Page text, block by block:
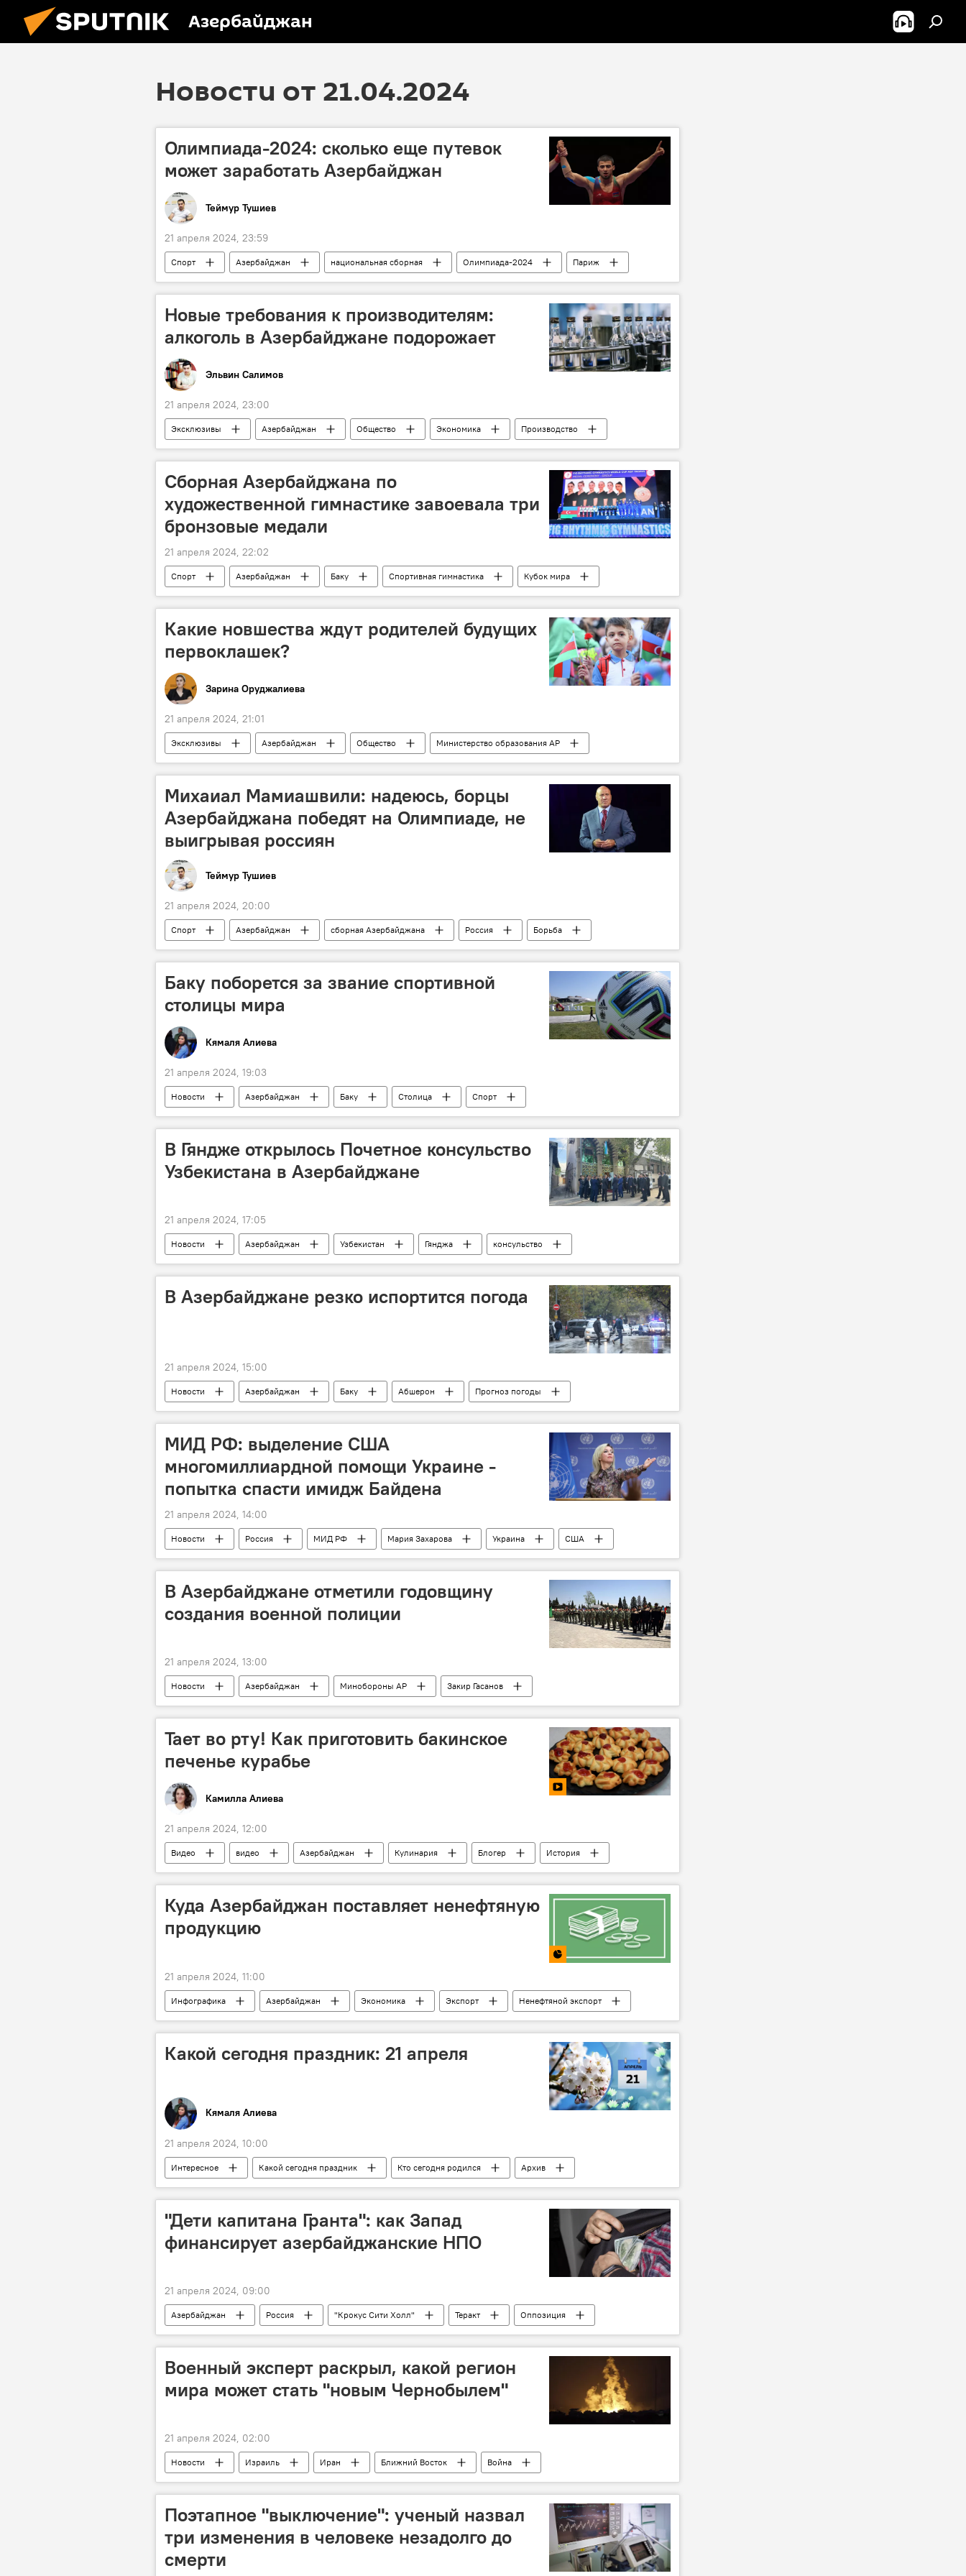
Азербайджан
Новости от 21.04.2024
Олимпиада-2024: сколько еще путевок
может заработать Азербайджан
Теймур Тушиев
21 апреля 2024, 23:59
Спорт Азербайджан национальная сборная Олимпиада-2024
Париж
путевка
Лицензия Атлеты
Новые требования к производителям:
алкоголь в Азербайджане подорожает
Эльвин Салимов
21 апреля 2024, 23:00
Эксклюзивы Азербайджан Общество Экономика
Производство
Алкоголь
Требования закона Подорожание
Сборная Азербайджана по
художественной гимнастике завоевала три
бронзовые медали
21 апреля 2024, 22:02
Спорт Азербайджан Баку Спортивная гимнастика
Кубок мира
Бронзовая медаль
Выступление
Какие новшества ждут родителей будущих
первоклашек?
Зарина Оруджалиева
21 апреля 2024, 21:01
Эксклюзивы Азербайджан Общество
Министерство образования АР
Образование
Школа Первоклассники
Михаиал Мамиашвили: надеюсь, борцы
Азербайджана победят на Олимпиаде, не
выигрывая россиян
Теймур Тушиев
21 апреля 2024, 20:00
Спорт Азербайджан сборная Азербайджана Россия
Борьба
Вольная борьба
Тренер Интервью Олимпиада-2024
Баку поборется за звание спортивной
столицы мира
Кямаля Алиева
21 апреля 2024, 19:03
Новости Азербайджан Баку Столица
Спорт
Министерство молодежи и спорта АР
В Гяндже открылось Почетное консульство
Узбекистана в Азербайджане
21 апреля 2024, 17:05
Новости Азербайджан Узбекистан Гянджа
консульство
Открытие
Сотрудничество
В Азербайджане резко испортится погода
21 апреля 2024, 15:00
Новости Азербайджан Баку Абшерон
Прогноз погоды
Туман
Дождь Снег снижение температуры
МИД РФ: выделение США
многомиллиардной помощи Украине -
попытка спасти имидж Байдена
21 апреля 2024, 14:00
Новости Россия МИД РФ Мария Захарова Украина
США
Джо Байден
Финансовая помощь Выборы
В Азербайджане отметили годовщину
создания военной полиции
21 апреля 2024, 13:00
Новости Азербайджан Минобороны АР
Закир Гасанов
военная полиция
Годовщина Гянджа
Тает во рту! Как приготовить бакинское
печенье курабье
Камилла Алиева
21 апреля 2024, 12:00
Видео видео Азербайджан Кулинария Блогер
История
рецепт
Куда Азербайджан поставляет ненефтяную
продукцию
21 апреля 2024, 11:00
Инфографика Азербайджан Экономика Экспорт
Ненефтяной экспорт
Россия
Какой сегодня праздник: 21 апреля
Кямаля Алиева
21 апреля 2024, 10:00
Интересное Какой сегодня праздник Кто сегодня родился
Архив
Великобритания
Королева Елизавета II СССР ЮНЕСКО
Вступление
"Дети капитана Гранта": как Запад
финансирует азербайджанские НПО
21 апреля 2024, 09:00
Азербайджан Россия "Крокус Сити Холл" Теракт
Оппозиция
США
USAID директор USAID Саманта Пауэр
Фонд Сороса
Военный эксперт раскрыл, какой регион
мира может стать "новым Чернобылем"
21 апреля 2024, 02:00
Новости Израиль Иран Ближний Восток
Война
ядерные объекты
Удары Чернобыльская АЭС Авария
последствия
Поэтапное "выключение": ученый назвал
три изменения в человеке незадолго до
смерти